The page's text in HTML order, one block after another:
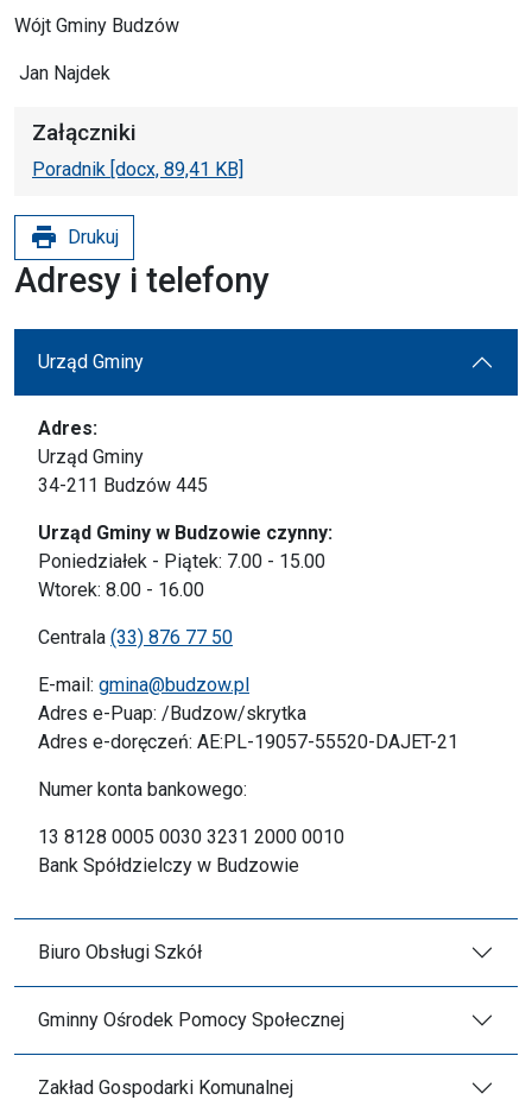
Wójt Gminy Budzów
Jan Najdek
Załączniki
Poradnik [docx, 89,41 KB]
print Drukuj
Adresy i telefony
Urząd Gminy
Adres:
Urząd Gminy
34-211 Budzów 445
Urząd Gminy w Budzowie czynny:
Poniedziałek - Piątek: 7.00 - 15.00
Wtorek: 8.00 - 16.00
Centrala (33) 876 77 50
E-mail: gmina@budzow.pl
Adres e-Puap: /Budzow/skrytka
Adres e-doręczeń: AE:PL-19057-55520-DAJET-21
Numer konta bankowego:
13 8128 0005 0030 3231 2000 0010
Bank Spółdzielczy w Budzowie
Biuro Obsługi Szkół
Gminny Ośrodek Pomocy Społecznej
Zakład Gospodarki Komunalnej